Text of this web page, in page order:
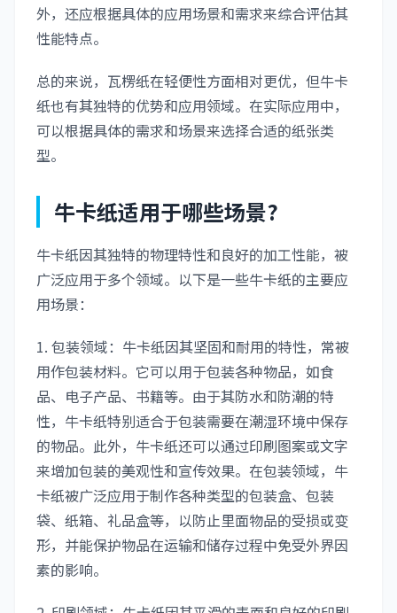
外，还应根据具体的应用场景和需求来综合评估其
性能特点。
总的来说，瓦楞纸在轻便性方面相对更优，但牛卡
纸也有其独特的优势和应用领域。在实际应用中，
可以根据具体的需求和场景来选择合适的纸张类
型。
牛卡纸适用于哪些场景?
牛卡纸因其独特的物理特性和良好的加工性能，被
广泛应用于多个领域。以下是一些牛卡纸的主要应
用场景：
1. 包装领域：牛卡纸因其坚固和耐用的特性，常被
用作包装材料。它可以用于包装各种物品，如食
品、电子产品、书籍等。由于其防水和防潮的特
性，牛卡纸特别适合于包装需要在潮湿环境中保存
的物品。此外，牛卡纸还可以通过印刷图案或文字
来增加包装的美观性和宣传效果。在包装领域，牛
卡纸被广泛应用于制作各种类型的包装盒、包装
袋、纸箱、礼品盒等，以防止里面物品的受损或变
形，并能保护物品在运输和储存过程中免受外界因
素的影响。